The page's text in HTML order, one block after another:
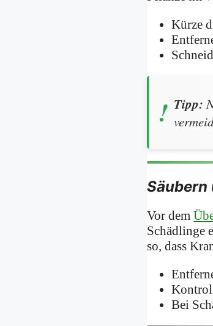
Kürze
Tipp:
Säubern
Vor dem
Schädlinge
so, dass
Bei